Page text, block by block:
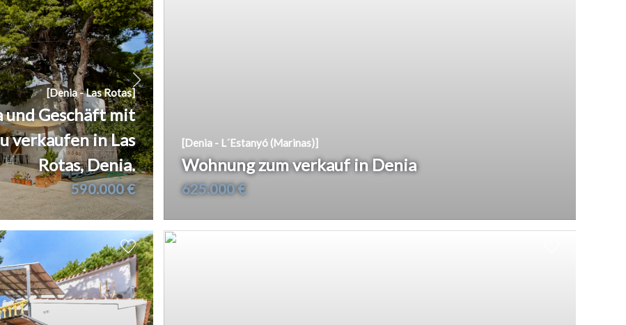
[Denia - Las Rotas]
und Geschäft mit
verkaufen in Las
Rotas, Denia.
590.000 €
179 m
[Denia - L´Estanyó (Marinas)]
Wohnung zum verkauf in Denia
625.000 €
2